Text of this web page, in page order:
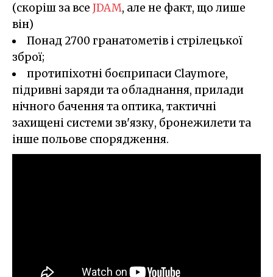
(скоріш за все JDAM, але не факт, що лише
він)
Понад 2700 гранатометів і стрілецької
зброї;
протипіхотні боєприпаси Claymore,
підривні заряди та обладнання, прилади
нічного бачення та оптика, тактичні
захищені системи зв'язку, бронежилети та
інше польове спорядження.